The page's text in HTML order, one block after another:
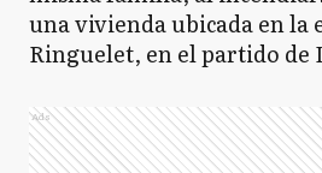
una vivienda ubicada en la
Ringuelet, en el partido de
Ads